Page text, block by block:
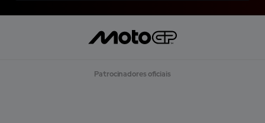
Patrocinadores oficiais